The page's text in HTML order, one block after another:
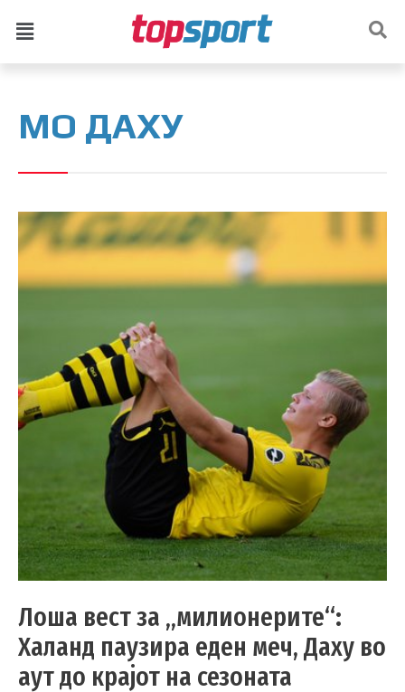
МО ДАХУ
Лоша вест за „милионерите“:
Халанд паузира еден меч, Даху во
аут до крајот на сезоната